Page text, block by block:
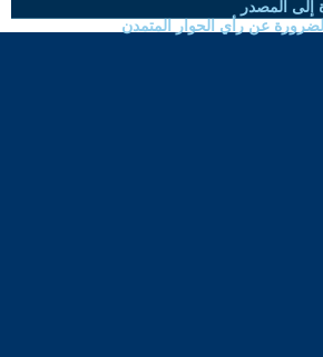
إلى المصدر
عن رأي الحوار المتمدن